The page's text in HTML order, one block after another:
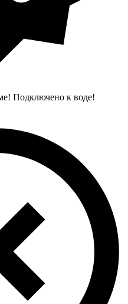
Подключено к воде!